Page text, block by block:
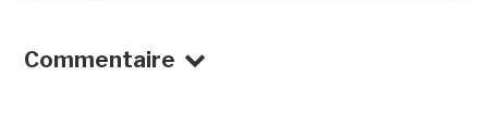
Commentaire